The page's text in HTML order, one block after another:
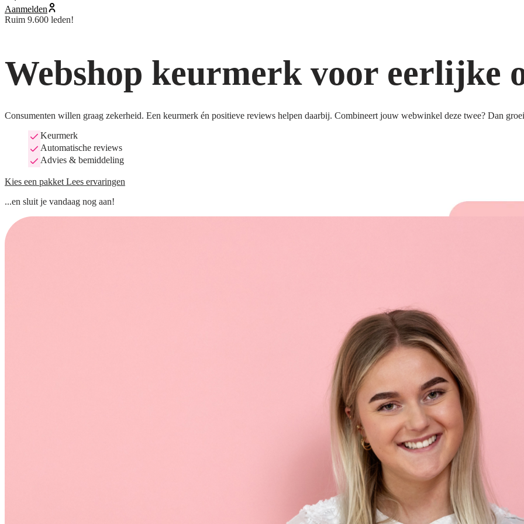
Aanmelden
Ruim 9.600 leden!
Webshop keurmerk voor eerlijke
Consumenten willen graag zekerheid. Een keurmerk én positieve reviews helpen daarbij. Combineert jouw webwinkel deze twee? Dan
Keurmerk
Automatische reviews
Advies & bemiddeling
Kies een pakket Lees ervaringen
...en sluit je vandaag nog aan!